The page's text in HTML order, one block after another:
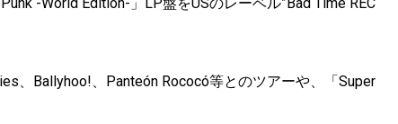
、Ballyhoo!、Panteón Rococó等とのツアーや、「Super